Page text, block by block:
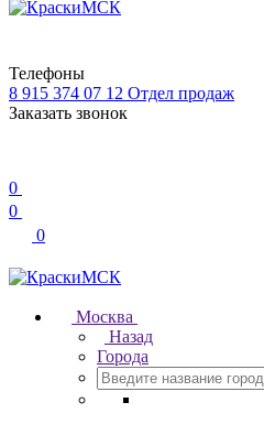
Телефоны
8 915 374 07 12 Отдел продаж
Заказать звонок
0
0
0
Москва
Назад
Города